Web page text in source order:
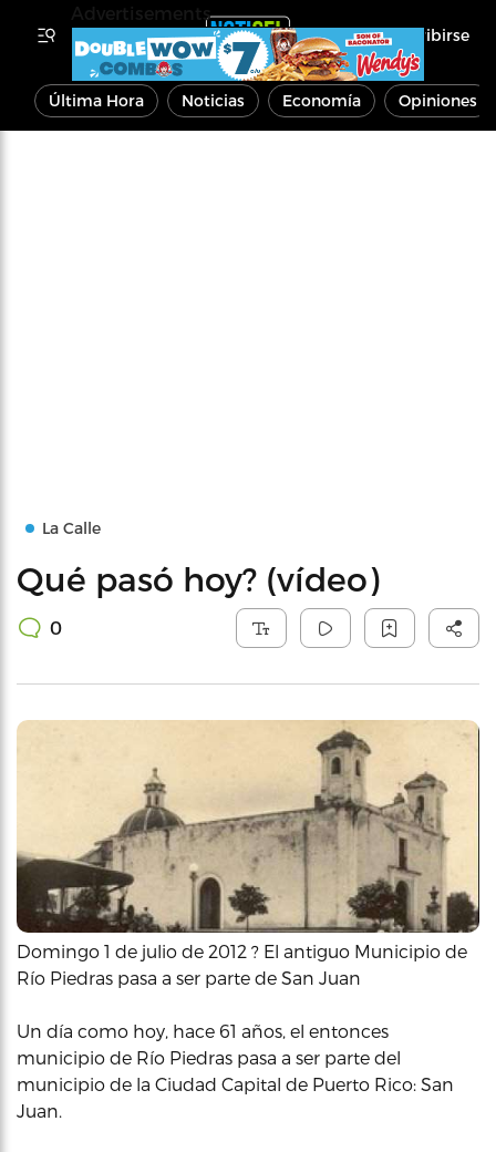
Inscribirse
Última Hora Noticias Economía Opiniones
La Calle
Qué pasó hoy? (vídeo)
0
Domingo 1 de julio de 2012 ? El antiguo Municipio de
Río Piedras pasa a ser parte de San Juan
Un día como hoy, hace 61 años, el entonces
municipio de Río Piedras pasa a ser parte del
municipio de la Ciudad Capital de Puerto Rico: San
Juan.
Advertisements